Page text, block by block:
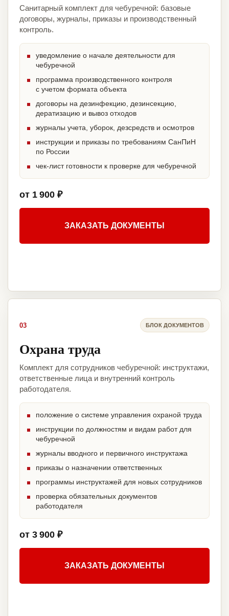
Санитарный комплект для чебуречной: базовые
договоры, журналы, приказы и производственный
контроль.
уведомление о начале деятельности для
чебуречной
программа производственного контроля
с учетом формата объекта
договоры на дезинфекцию, дезинсекцию,
дератизацию и вывоз отходов
журналы учета, уборок, дезсредств и осмотров
инструкции и приказы по требованиям СанПиН
по России
чек-лист готовности к проверке для чебуречной
от 1 900 ₽
ЗАКАЗАТЬ ДОКУМЕНТЫ
03 БЛОК ДОКУМЕНТОВ
Охрана труда
Комплект для сотрудников чебуречной: инструктажи,
ответственные лица и внутренний контроль
работодателя.
положение о системе управления охраной труда
инструкции по должностям и видам работ для
чебуречной
журналы вводного и первичного инструктажа
приказы о назначении ответственных
программы инструктажей для новых сотрудников
проверка обязательных документов
работодателя
от 3 900 ₽
ЗАКАЗАТЬ ДОКУМЕНТЫ